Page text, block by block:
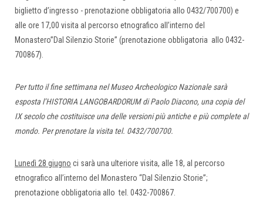
biglietto d’ingresso - prenotazione obbligatoria allo 0432/700700) e
alle ore 17,00 visita al percorso etnografico all’interno del
Monastero”Dal Silenzio Storie” (prenotazione obbligatoria allo 0432-
700867).
Per tutto il fine settimana nel Museo Archeologico Nazionale sarà
esposta l’HISTORIA LANGOBARDORUM di Paolo Diacono, una copia del
IX secolo che costituisce una delle versioni più antiche e più complete al
mondo. Per prenotare la visita tel. 0432/700700.
Lunedì 28 giugno ci sarà una ulteriore visita, alle 18, al percorso
etnografico all’interno del Monastero “Dal Silenzio Storie”;
prenotazione obbligatoria allo tel. 0432-700867.